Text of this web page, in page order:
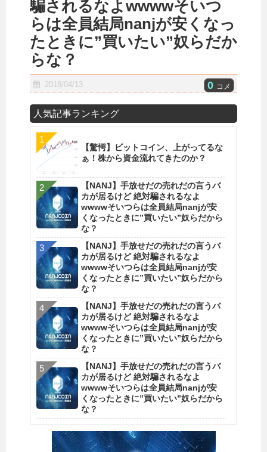
騙されるなよwwwwそいつ
らは全員結局nanjが安くなっ
たときに”買いたい”奴らだか
らな？
2018/04/13 0 コメ
人気記事ランキング
【驚愕】ビットコイン、上がってるな
ぁ！株から資金流れてきたのか？
【NANJ】手放せだの売れだの言うバ
カが居るけど 絶対騙されるなよ
wwwwそいつらは全員結局nanjが安
くなったときに”買いたい”奴らだから
な？
【NANJ】手放せだの売れだの言うバ
カが居るけど 絶対騙されるなよ
wwwwそいつらは全員結局nanjが安
くなったときに”買いたい”奴らだから
な？
【NANJ】手放せだの売れだの言うバ
カが居るけど 絶対騙されるなよ
wwwwそいつらは全員結局nanjが安
くなったときに”買いたい”奴らだから
な？
【NANJ】手放せだの売れだの言うバ
カが居るけど 絶対騙されるなよ
wwwwそいつらは全員結局nanjが安
くなったときに”買いたい”奴らだから
な？